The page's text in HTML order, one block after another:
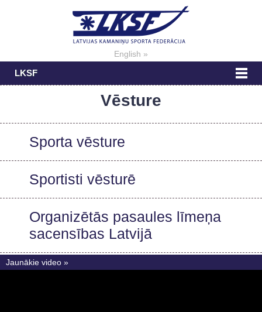
English »
LKSF
Vēsture
Sporta vēsture
Sportisti vēsturē
Organizētās pasaules līmeņa
sacensības Latvijā
Jaunākie video »